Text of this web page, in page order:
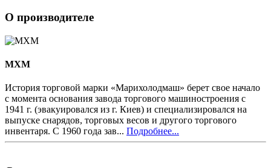
О производителе
MXM
История торговой марки «Марихолодмаш» берет свое начало
с момента основания завода торгового машиностроения с
1941 г. (эвакуировался из г. Киев) и специализировался на
выпуске снарядов, торговых весов и другого торгового
инвентаря. С 1960 года зав... Подробнее...